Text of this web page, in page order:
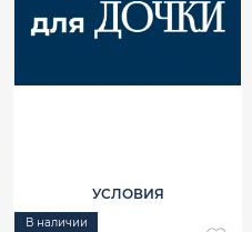
УСЛОВИЯ
В наличии